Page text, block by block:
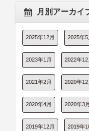
月別アーカイ
2025年12月 2025年5
2023年1月 2022年12
2021年2月 2020年12
2020年4月 2020年3月
2019年12月 2019年